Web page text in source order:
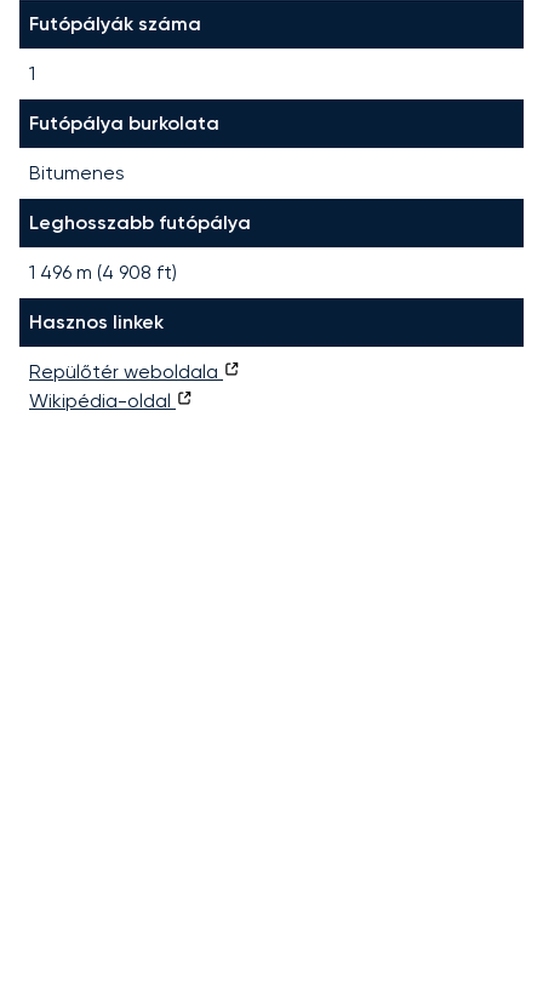
Futópályák száma
1
Futópálya burkolata
Bitumenes
Leghosszabb futópálya
1 496 m (4 908 ft)
Hasznos linkek
Repülőtér weboldala
Wikipédia-oldal